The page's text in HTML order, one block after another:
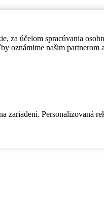
za účelom spracúvania
oznámime našim partnerom
Personalizovaná